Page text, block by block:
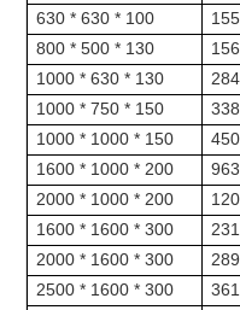
630 * 630 * 100
155
800 * 500 * 130
156
1000 * 630 * 130
284
1000 * 750 * 150
338
1000 * 1000 * 150
450
1600 * 1000 * 200
963
2000 * 1000 * 200
1600 * 1600 * 300
2000 * 1600 * 300
2500 * 1600 * 300